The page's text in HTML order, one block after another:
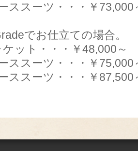
ススーツ・・・￥73,000
でお仕立ての場合。
ット・・・￥48,000～
ススーツ・・・￥75,000
ススーツ・・・￥87,500